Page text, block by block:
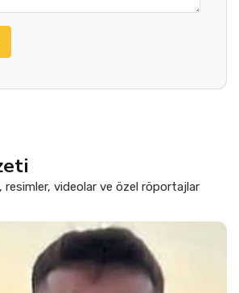
resimler, videolar ve özel röportajlar